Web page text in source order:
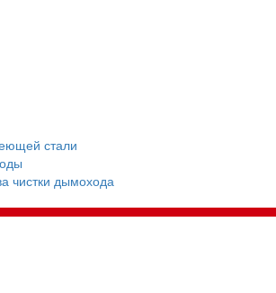
стали
чистки дымохода